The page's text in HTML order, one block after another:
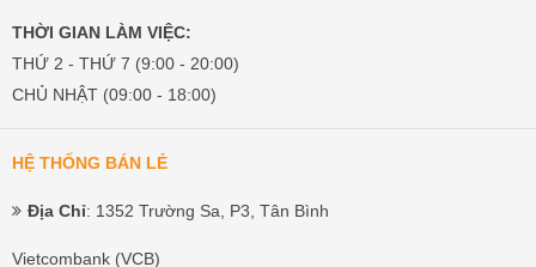
THỜI GIAN LÀM VIỆC:
THỨ 2 - THỨ 7 (9:00 - 20:00)
CHỦ NHẬT (09:00 - 18:00)
HỆ THỐNG BÁN LẺ
Địa Chỉ: 1352 Trường Sa, P3, Tân Bình
Vietcombank (VCB)